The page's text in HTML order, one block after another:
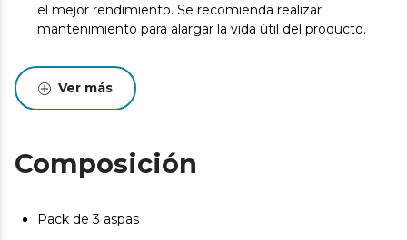
el mejor rendimiento. Se recomienda realizar
mantenimiento para alargar la vida útil del producto.
Ver más
Composición
Pack de 3 aspas